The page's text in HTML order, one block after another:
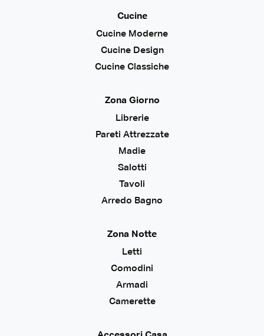
Cucine
Cucine Moderne
Cucine Design
Cucine Classiche
Zona Giorno
Librerie
Pareti Attrezzate
Madie
Salotti
Tavoli
Arredo Bagno
Zona Notte
Letti
Comodini
Armadi
Camerette